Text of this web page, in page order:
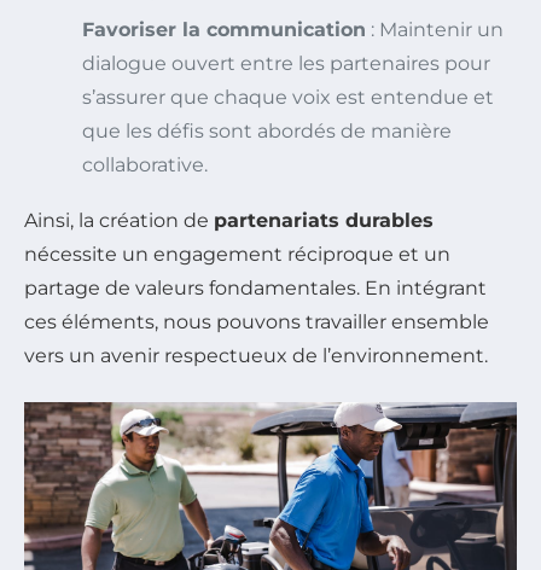
Favoriser la communication : Maintenir un
dialogue ouvert entre les partenaires pour
s’assurer que chaque voix est entendue et
que les défis sont abordés de manière
collaborative.
Ainsi, la création de partenariats durables
nécessite un engagement réciproque et un
partage de valeurs fondamentales. En intégrant
ces éléments, nous pouvons travailler ensemble
vers un avenir respectueux de l’environnement.